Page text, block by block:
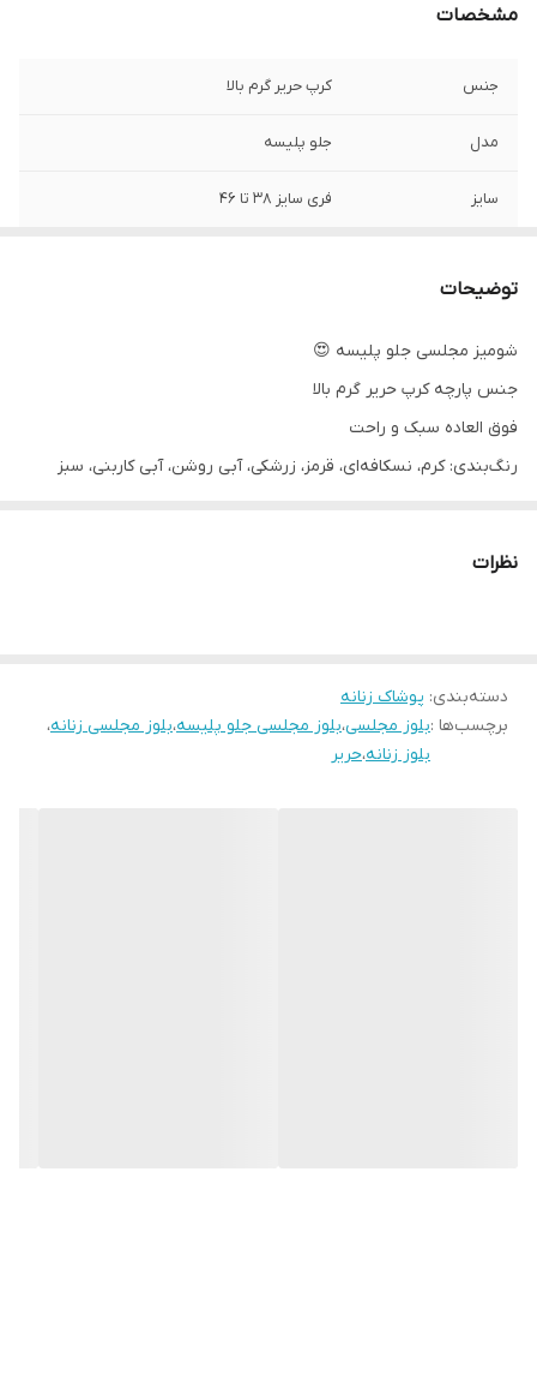
مشخصات
جنس کرپ حریر گرم بالا
مدل جلو پلیسه
سایز فری سایز ۳۸ تا ۴۶
توضیحات
شومیز مجلسی جلو پلیسه 😍
جنس پارچه کرپ‌ حریر گرم بالا
فوق العاده سبک و راحت
رنگ‌بندی: کرم، نسکافه‌ای، قرمز، زرشکی، آبی روشن، آبی کاربنی، سبز
نظرات
دسته‌بندی: پوشاک زنانه
برچسب‌ها :بلوز مجلسی،بلوز مجلسی جلو پلیسه،بلوز مجلسی زنانه،
بلوز زنانه،حریر